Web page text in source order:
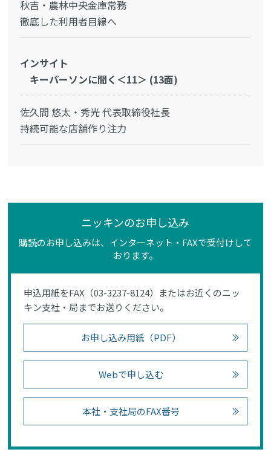
秋吉・農林中央金庫常務
徹底した利用者目線へ
インサイト
キーパーソンに聞く＜11＞ (13面)
佐久間 悠太・秀光 代表取締役社長
持続可能な店舗作り注力
ニッキンのお申し込み
購読のお申し込みは、インターネット・FAXで受付けして
おります。
申込用紙をFAX（03-3237-8124）またはお近くのニッ
キン支社・局までお送りください。
お申し込み用紙（PDF）
Webで申し込む
本社・支社局のFAX番号